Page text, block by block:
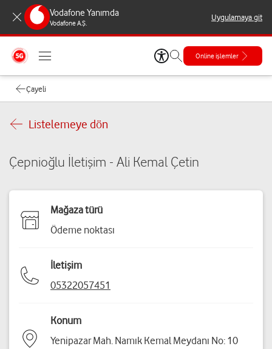
Vodafone Yanımda
Vodafone A.Ş.
Uygulamaya git
Online işlemler
Çayeli
Listelemeye dön
Çepnioğlu İletişim - Ali Kemal Çetin
Mağaza türü
Ödeme noktası
İletişim
05322057451
Konum
Yenipazar Mah. Namık Kemal Meydanı No: 10